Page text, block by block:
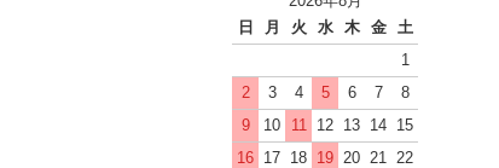
日
月 火 水 木 金
土
1
2
3 4 5 6 7
8
9
10 11 12 13 14 15
16 17 18 19 20 21 22